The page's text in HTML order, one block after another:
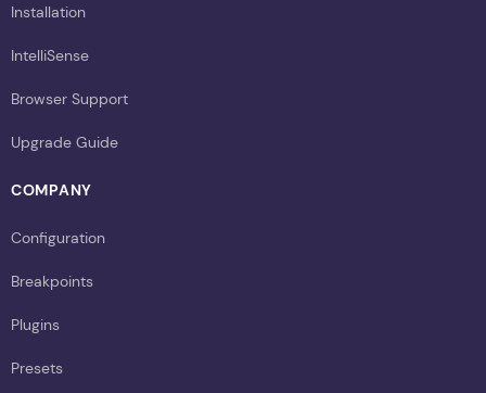
Installation
IntelliSense
Browser Support
Upgrade Guide
COMPANY
Configuration
Breakpoints
Plugins
Presets